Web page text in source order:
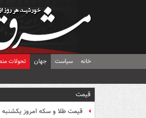
خانه سیاست جهان تحولات
قیمت
قیمت طلا و سکه امروز یکشنبه ۱۸ مرداد ۱۴۰۵